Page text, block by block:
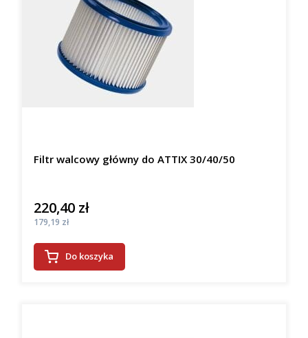
Filtr walcowy główny do ATTIX 30/40/50
Cena
220,40 zł
Cena
179,19 zł
Do koszyka